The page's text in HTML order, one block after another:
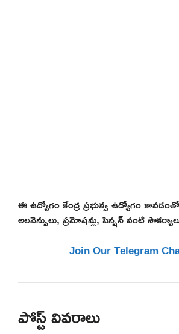
ఈ ఉద్యోగం కేంద్ర ప్రభుత్వ ఉద్యోగం
అలవెన్సులు, ప్రమోషన్లు, పెన్షన్ వంటి
Join Our Telegram
పోస్ట్ వివరాలు